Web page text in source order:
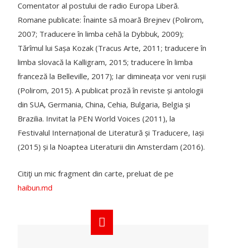
Comentator al postului de radio Europa Liberă.
Romane publicate: Înainte să moară Brejnev (Polirom,
2007; Traducere în limba cehă la Dybbuk, 2009);
Tărîmul lui Sașa Kozak (Tracus Arte, 2011; traducere în
limba slovacă la Kalligram, 2015; traducere în limba
franceză la Belleville, 2017); Iar dimineața vor veni rușii
(Polirom, 2015). A publicat proză în reviste și antologii
din SUA, Germania, China, Cehia, Bulgaria, Belgia și
Brazilia. Invitat la PEN World Voices (2011), la
Festivalul Internațional de Literatură și Traducere, Iași
(2015) și la Noaptea Literaturii din Amsterdam (2016).
Citiţi un mic fragment din carte, preluat de pe
haibun.md